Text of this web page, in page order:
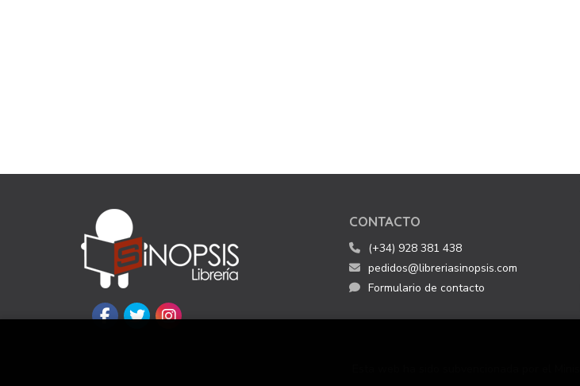
CONTACTO
(+34) 928 381 438
pedidos@libreriasinopsis.com
Formulario de contacto